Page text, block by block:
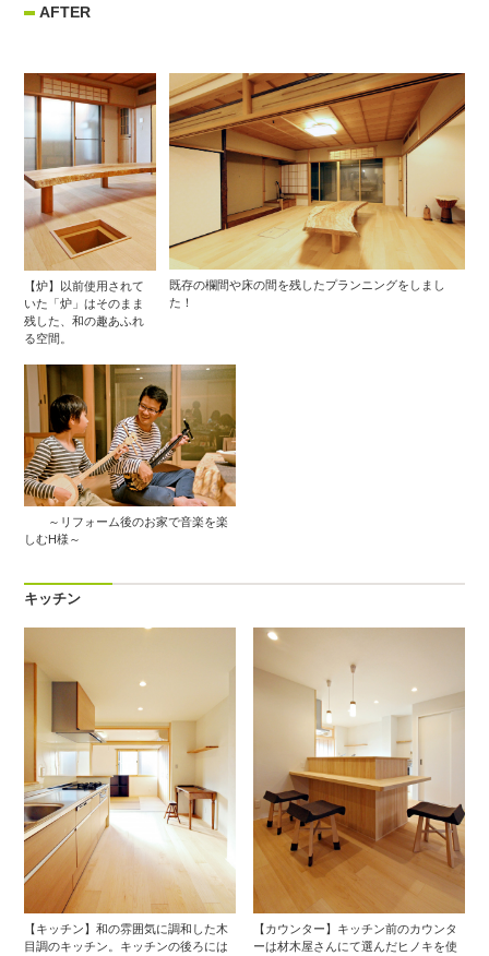
AFTER
【炉】以前使用されて
いた「炉」はそのまま
残した、和の趣あふれ
る空間。
既存の欄間や床の間を残したプランニングをしまし
た！
～リフォーム後のお家で音楽を楽
しむH様～
キッチン
【キッチン】和の雰囲気に調和した木
目調のキッチン。キッチンの後ろには
【カウンター】キッチン前のカウンタ
ーは材木屋さんにて選んだヒノキを使